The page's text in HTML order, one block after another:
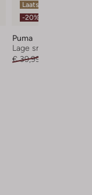
Laatste item
-20%
Puma
Lage sneakers
€ 39,99